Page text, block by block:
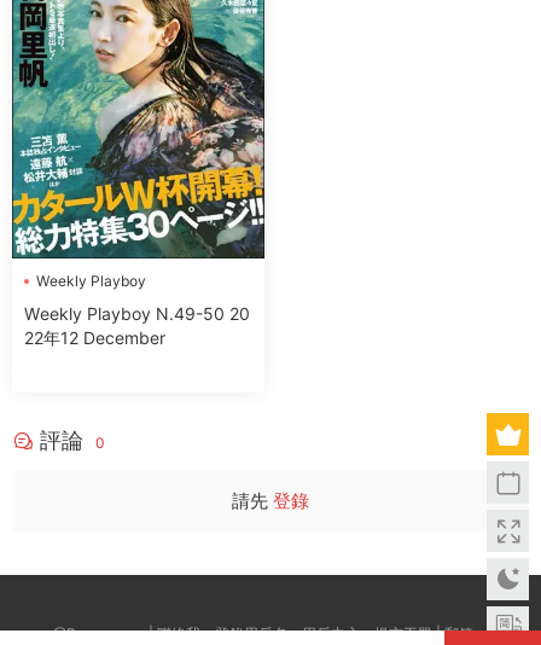
Wеekly Plаyboy
Wеekly Plаyboy N.49-50 20
22年12 December
評論 0
請先 登錄
@Boxwc.com | 聯絡我：登錄用戶名--用戶中心--提交工單 | 郵箱：